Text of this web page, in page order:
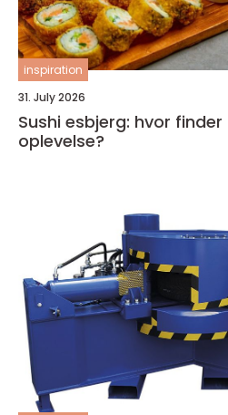
inspiration
31. July 2026
Sushi esbjerg: hvor
oplevelse?